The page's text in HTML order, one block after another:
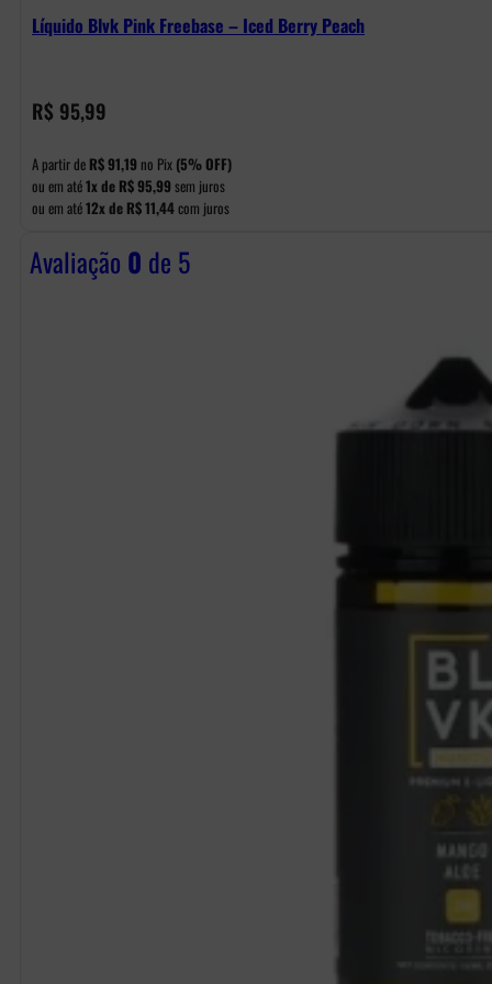
Líquido Blvk Pink Freebase – Iced Berry Peach
R$ 95,99
A partir de R$91,19 no Pix (5% OFF)
ou em até1x de R$95,99 sem juros
ou em até12x de R$11,44com juros
Avaliação 0 de 5